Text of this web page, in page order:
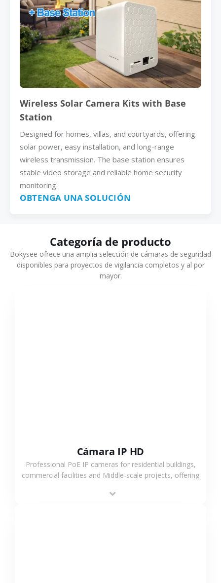
Wireless Solar Camera Kits with Base
Station
Designed for homes, villas, and courtyards, offering
solar power, easy installation, and long-range
wireless transmission. The base station ensures
stable video storage and reliable home security
monitoring.
OBTENGA UNA SOLUCIÓN
Categoría de producto
Bokysee ofrece una amplia selección de cámaras de seguridad
disponibles para proyectos de vigilancia completos y al por
mayor.
Cámara IP HD
Professional PoE IP cameras for residential buildings,
commercial facilities and Middle-scale projects, offering
support.